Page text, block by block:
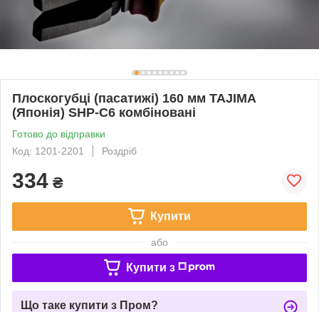
Плоскогубці (пасатижі) 160 мм TAJIMA
(Японія) SHP-C6 комбіновані
Готово до відправки
Код: 1201-2201
Роздріб
334 ₴
Купити
або
Купити з
Що таке купити з Пром?